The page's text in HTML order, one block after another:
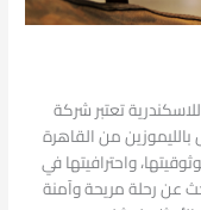
تعتبر شركة
من القاهرة
واحترافيتها في
عن رحلة مريحة وآمنة